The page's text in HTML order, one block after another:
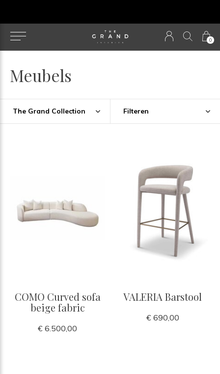
0
Meubels
The Grand Collection Filteren
COMO Curved sofa
beige fabric
€ 6.500,00
VALERIA Barstool
€ 690,00